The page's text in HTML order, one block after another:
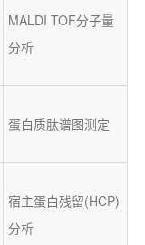
MALDI TOF分子量
分析
蛋白质肽谱图测定
宿主蛋白残留(HCP)
分析